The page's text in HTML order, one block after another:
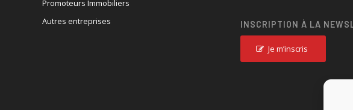
Promoteurs Immobiliers
Autres entreprises
INSCRIPTION À LA
Je m’inscris